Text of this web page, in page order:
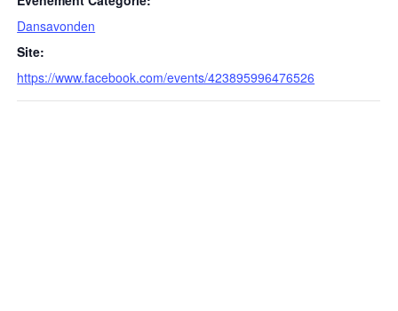
Dansavonden
Site:
https://www.facebook.com/events/423895996476526